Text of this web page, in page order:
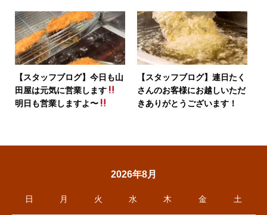
【スタッフブログ】今日も山
田屋は元気に営業します
明日も営業しますよ〜
【スタッフブログ】連日たく
さんのお客様にお越しいただ
きありがとうございます！
2026年8月
日 月 火 水 木 金 土